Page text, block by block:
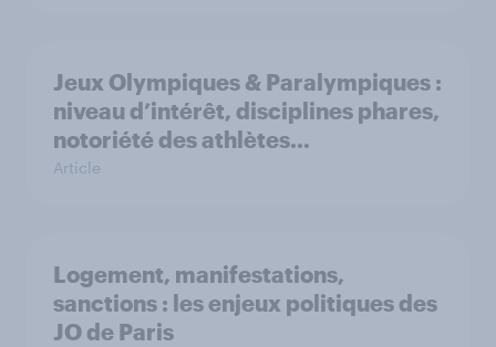
Jeux Olympiques & Paralympiques :
niveau d’intérêt, disciplines phares,
notoriété des athlètes…
Article
Logement, manifestations,
sanctions : les enjeux politiques des
JO de Paris